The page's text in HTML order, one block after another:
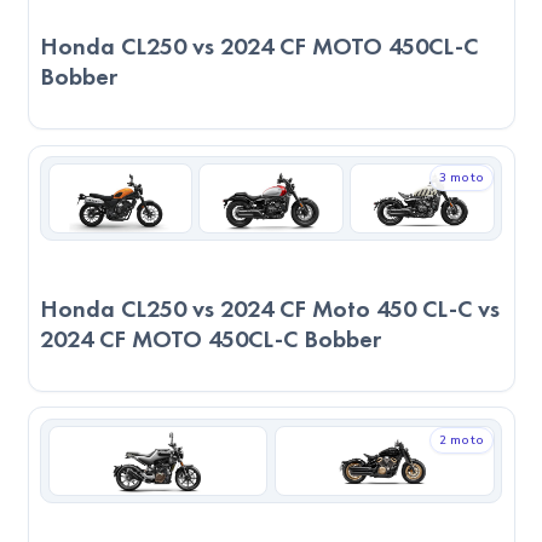
farklı kullanım alanlarında benzer deneyimler sunabilir. Ayrıca,
uzun boylu sürücüler için daha uygun bir konfor sunar. 2024
Benda Napoleon 500 ise 69.5cm sele yüksekliği ile
ortalama boydaki sürücüler için daha ergonomik bir sürüş
sağlar.
6. Kullanım Alanları
2024 Benda Napoleon 500 ve 2024 CF MOTO 450CL-C
sürüş ve stil arayan kullanıcılar için idealdir. Uzun yolculuklar
ve keyif sürüşleri için mükemmel bir seçimdir.
Servis ve Parça Durumu
Honda CL250 vs 2024 CF MOTO 450CL-C
Bobber
3 moto
Honda CL250 vs 2024 CF Moto 450 CL-C vs
2024 CF MOTO 450CL-C Bobber
2 moto